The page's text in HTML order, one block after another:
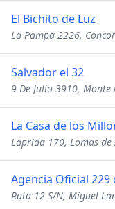
El Bichito de Luz
La Pampa 2226,
Salvador el 32
9 De Julio 3910, Monte
La Casa de los
Laprida 170, Lomas de
Agencia Oficial 229
Ruta 12 S/N, Miguel